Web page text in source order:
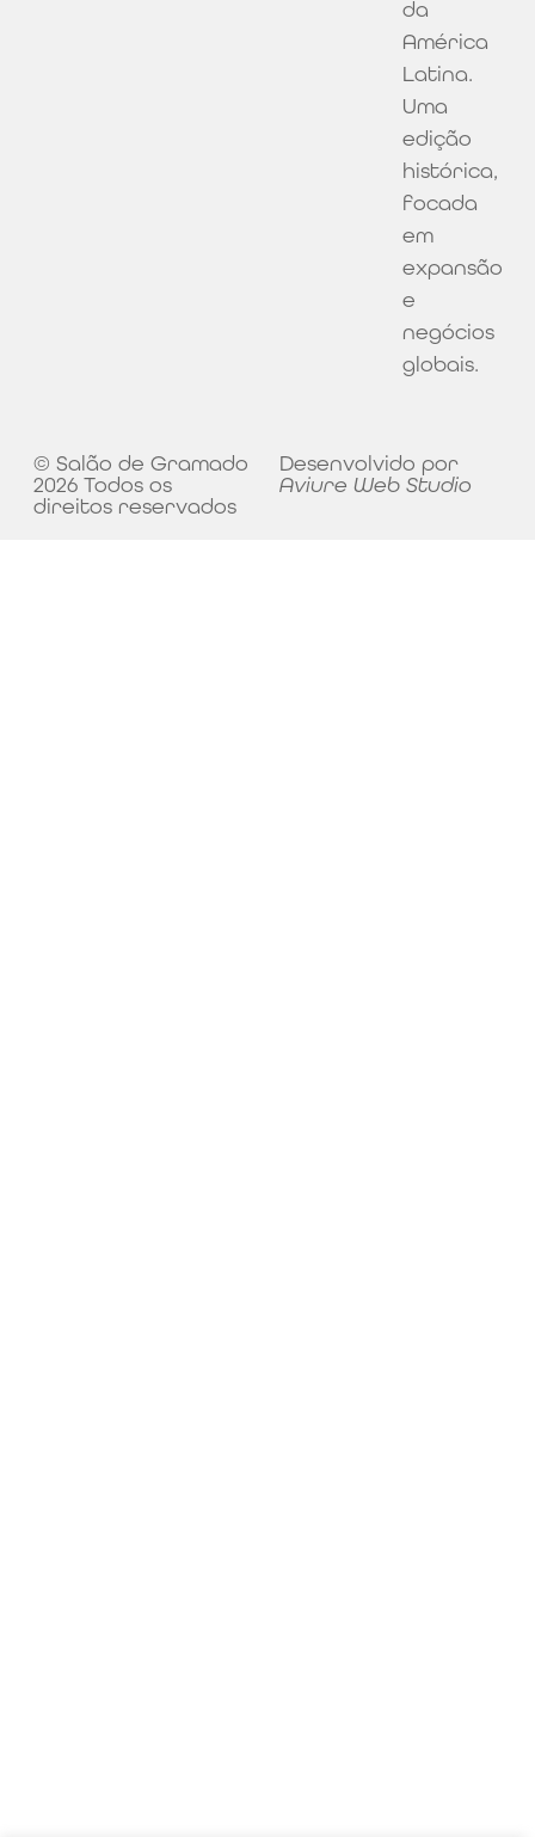
da
América
Latina.
Uma
edição
histórica,
focada
em
expansão
e
negócios
globais.
© Salão de Gramado
2026 Todos os
direitos reservados
Desenvolvido por
Aviure Web Studio